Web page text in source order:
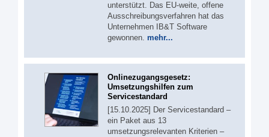
unterstützt. Das EU-weite, offene
Ausschreibungsverfahren hat das
Unternehmen IB&T Software
gewonnen. mehr...
Onlinezugangsgesetz:
Umsetzungshilfen zum
Servicestandard
[15.10.2025] Der Servicestandard –
ein Paket aus 13
umsetzungsrelevanten Kriterien –